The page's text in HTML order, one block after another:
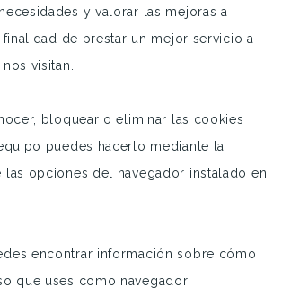
y valorar las mejoras a
de prestar un mejor servicio a
visitan.
bloquear o eliminar las cookies
puedes hacerlo mediante la
las opciones del navegador instalado en
encontrar información sobre cómo
que uses como navegador: